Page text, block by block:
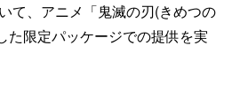
て、アニメ「鬼滅の刃(きめつの
た限定パッケージでの提供を実